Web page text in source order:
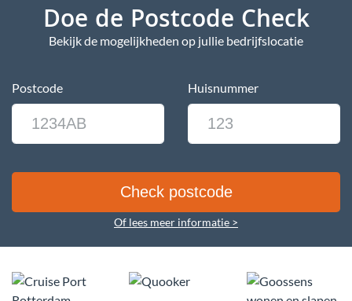
Doe de Postcode Check
Bekijk de mogelijkheden op jullie bedrijfslocatie
Postcode Huisnummer
Of lees meer informatie >